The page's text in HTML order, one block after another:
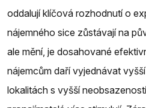
oddalují klíčová rozhodnutí o
nájemného sice zůstávají na
ale mění, je dosahované
nájemcům daří vyjednávat
lokalitách s vyšší